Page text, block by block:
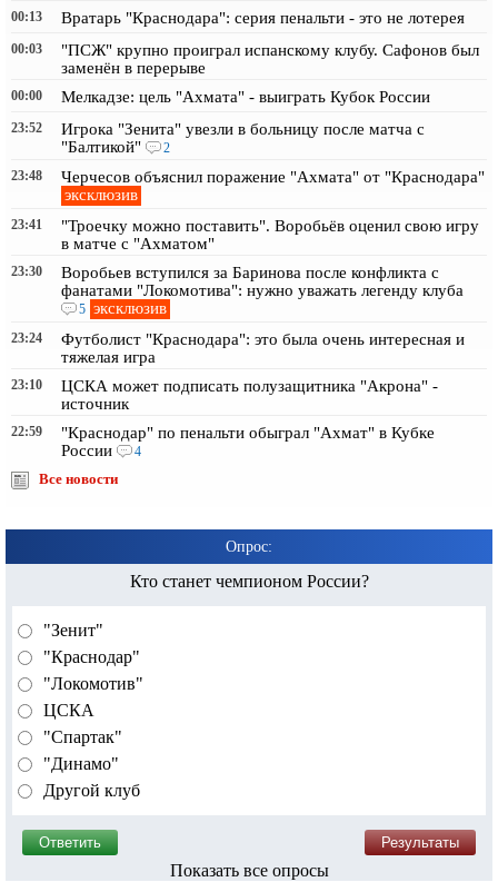
00:13 Вратарь "Краснодара": серия пенальти - это не лотерея
00:03
"ПСЖ" крупно проиграл испанскому клубу. Сафонов был
заменён в перерыве
00:00 Мелкадзе: цель "Ахмата" - выиграть Кубок России
23:52
Игрока "Зенита" увезли в больницу после матча с
"Балтикой"
2
23:48
Черчесов объяснил поражение "Ахмата" от "Краснодара"
эксклюзив
23:41
"Троечку можно поставить". Воробьёв оценил свою игру
в матче с "Ахматом"
23:30
Воробьев вступился за Баринова после конфликта с
фанатами "Локомотива": нужно уважать легенду клуба
5 эксклюзив
23:24
Футболист "Краснодара": это была очень интересная и
тяжелая игра
23:10
ЦСКА может подписать полузащитника "Акрона" -
источник
22:59
"Краснодар" по пенальти обыграл "Ахмат" в Кубке
России
4
Все новости
Опрос:
Кто станет чемпионом России?
"Зенит"
"Краснодар"
"Локомотив"
ЦСКА
"Спартак"
"Динамо"
Другой клуб
Показать все опросы